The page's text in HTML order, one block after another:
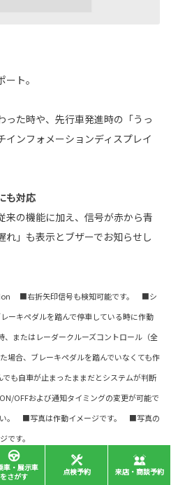
ト。
った時や、先行車発進時の「うっ
ンフォメーションディスプレイ
も対応
来の機能に加え、信号が赤から青
れ」も表示とブザーでお知らせし
■右折矢印信号も検知可能です。 ■シ
ーキペダルを踏んで停車している時に作動
、またはレーダークルーズコントロール（全
場合、ブレーキペダルを踏んでいなくても作
も自車が止まったままだとシステムが判断
OFFおよび通知タイミングの変更が可能で
い。 ■写真は作動イメージです。 ■写真の
です。
車・展示車
をさがす
点検予約 来店・商談予約